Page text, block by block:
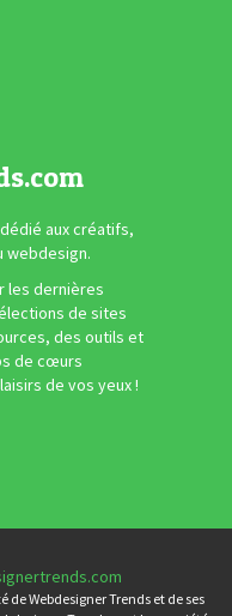
aux créatifs,
webdesign.
les dernières
de sites
des outils et
de cœurs
de vos yeux !
Webdesigner Trends et de ses